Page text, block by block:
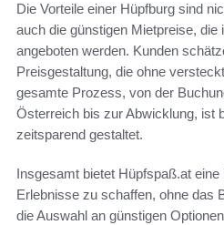
Die Vorteile einer Hüpfburg sind
auch die günstigen Mietpreise, die
angeboten werden. Kunden
Preisgestaltung, die ohne
gesamte Prozess, von der
Österreich bis zur Abwicklung, ist
zeitsparend gestaltet.
Insgesamt bietet Hüpfspaß.at
Erlebnisse zu schaffen, ohne das
die Auswahl an günstigen